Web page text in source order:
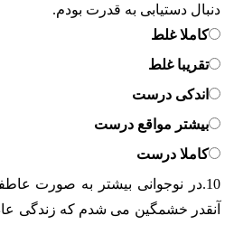
دنبال دستیابی به قدرت بودم.
کاملا غلط
تقریبا غلط
اندکی درست
بیشتر مواقع درست
کاملا درست
10. در نوجوانی بیشتر به صورت
آنقدر خشمگین می شدم که زندگی